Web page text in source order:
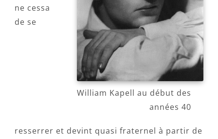
William Kapell au début des
années 40
ne cessa
de se
resserrer et devint quasi fraternel à partir de